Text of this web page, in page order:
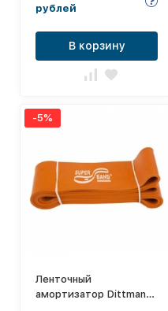
рублей
В корзину
-5%
Ленточный
амортизатор Dittmann